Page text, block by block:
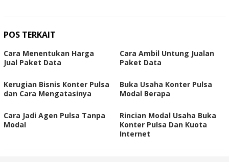
POS TERKAIT
Cara Menentukan Harga
Jual Paket Data
Cara Ambil Untung Jualan
Paket Data
Kerugian Bisnis Konter Pulsa
dan Cara Mengatasinya
Buka Usaha Konter Pulsa
Modal Berapa
Cara Jadi Agen Pulsa Tanpa
Modal
Rincian Modal Usaha Buka
Konter Pulsa Dan Kuota
Internet